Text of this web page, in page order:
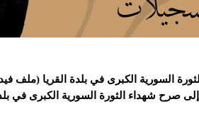
السورية الكبرى في بلدة القريا (ملف